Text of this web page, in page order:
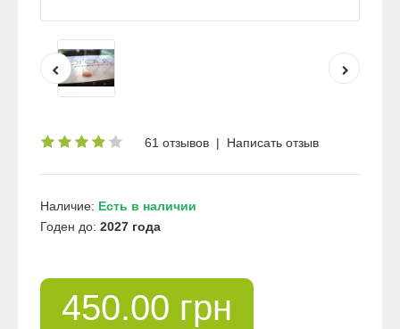
61 отзывов | Написать отзыв
Наличие: Есть в наличии
Годен до: 2027 года
450.00 грн